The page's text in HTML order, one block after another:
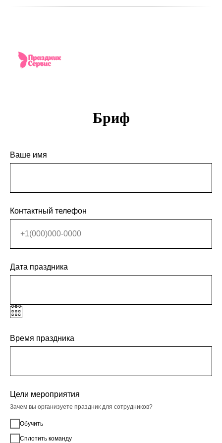
Бриф
Ваше имя
Контактный телефон
Дата праздника
Время праздника
Цели мероприятия
Зачем вы организуете праздник для сотрудников?
Обучить
Сплотить команду